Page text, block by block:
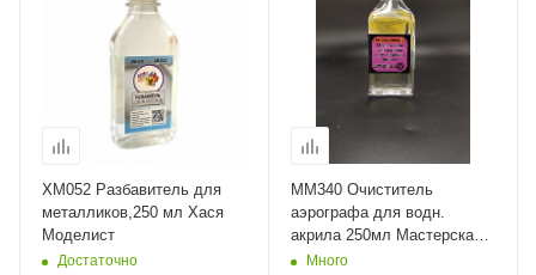
ХМ052 Разбавитель для
металликов,250 мл Хася
Моделист
Достаточно
MM340 Очиститель
аэрографа для водн.
акрила 250мл Мастерская
Мажор Моделс
Много